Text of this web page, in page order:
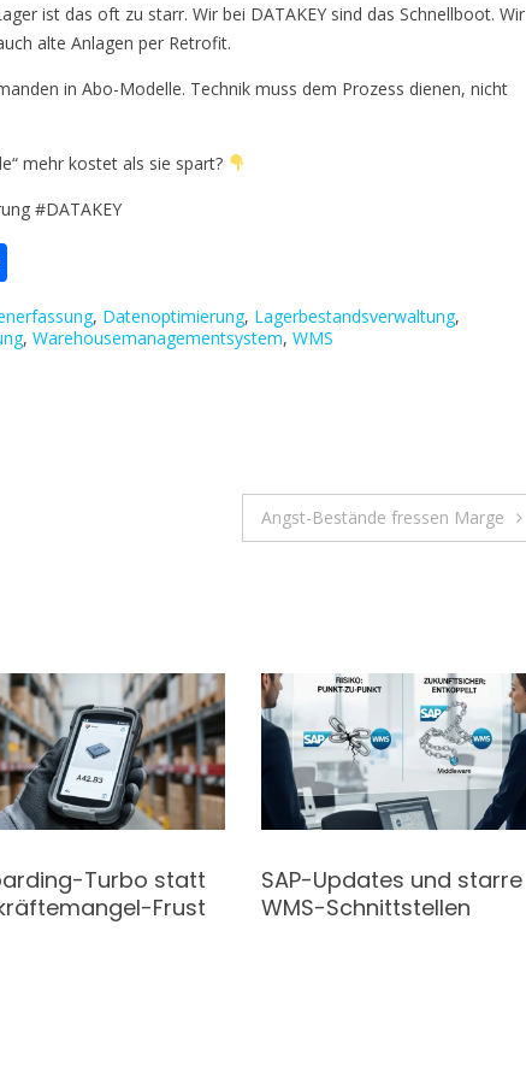
ist das oft zu starr. Wir bei DATAKEY sind das Schnellboot. Wir
alte Anlagen per Retrofit.
in Abo-Modelle. Technik muss dem Prozess dienen, nicht
mehr kostet als sie spart?
#DATAKEY
ei
le , Datenoptimierung, Lagerbestandsverwaltung,
, Warehousemanagementsystem, WMS
Angst-Bestände fressen Marge
Turbo statt
Frust
SAP-Updates und starre
WMS-Schnittstellen